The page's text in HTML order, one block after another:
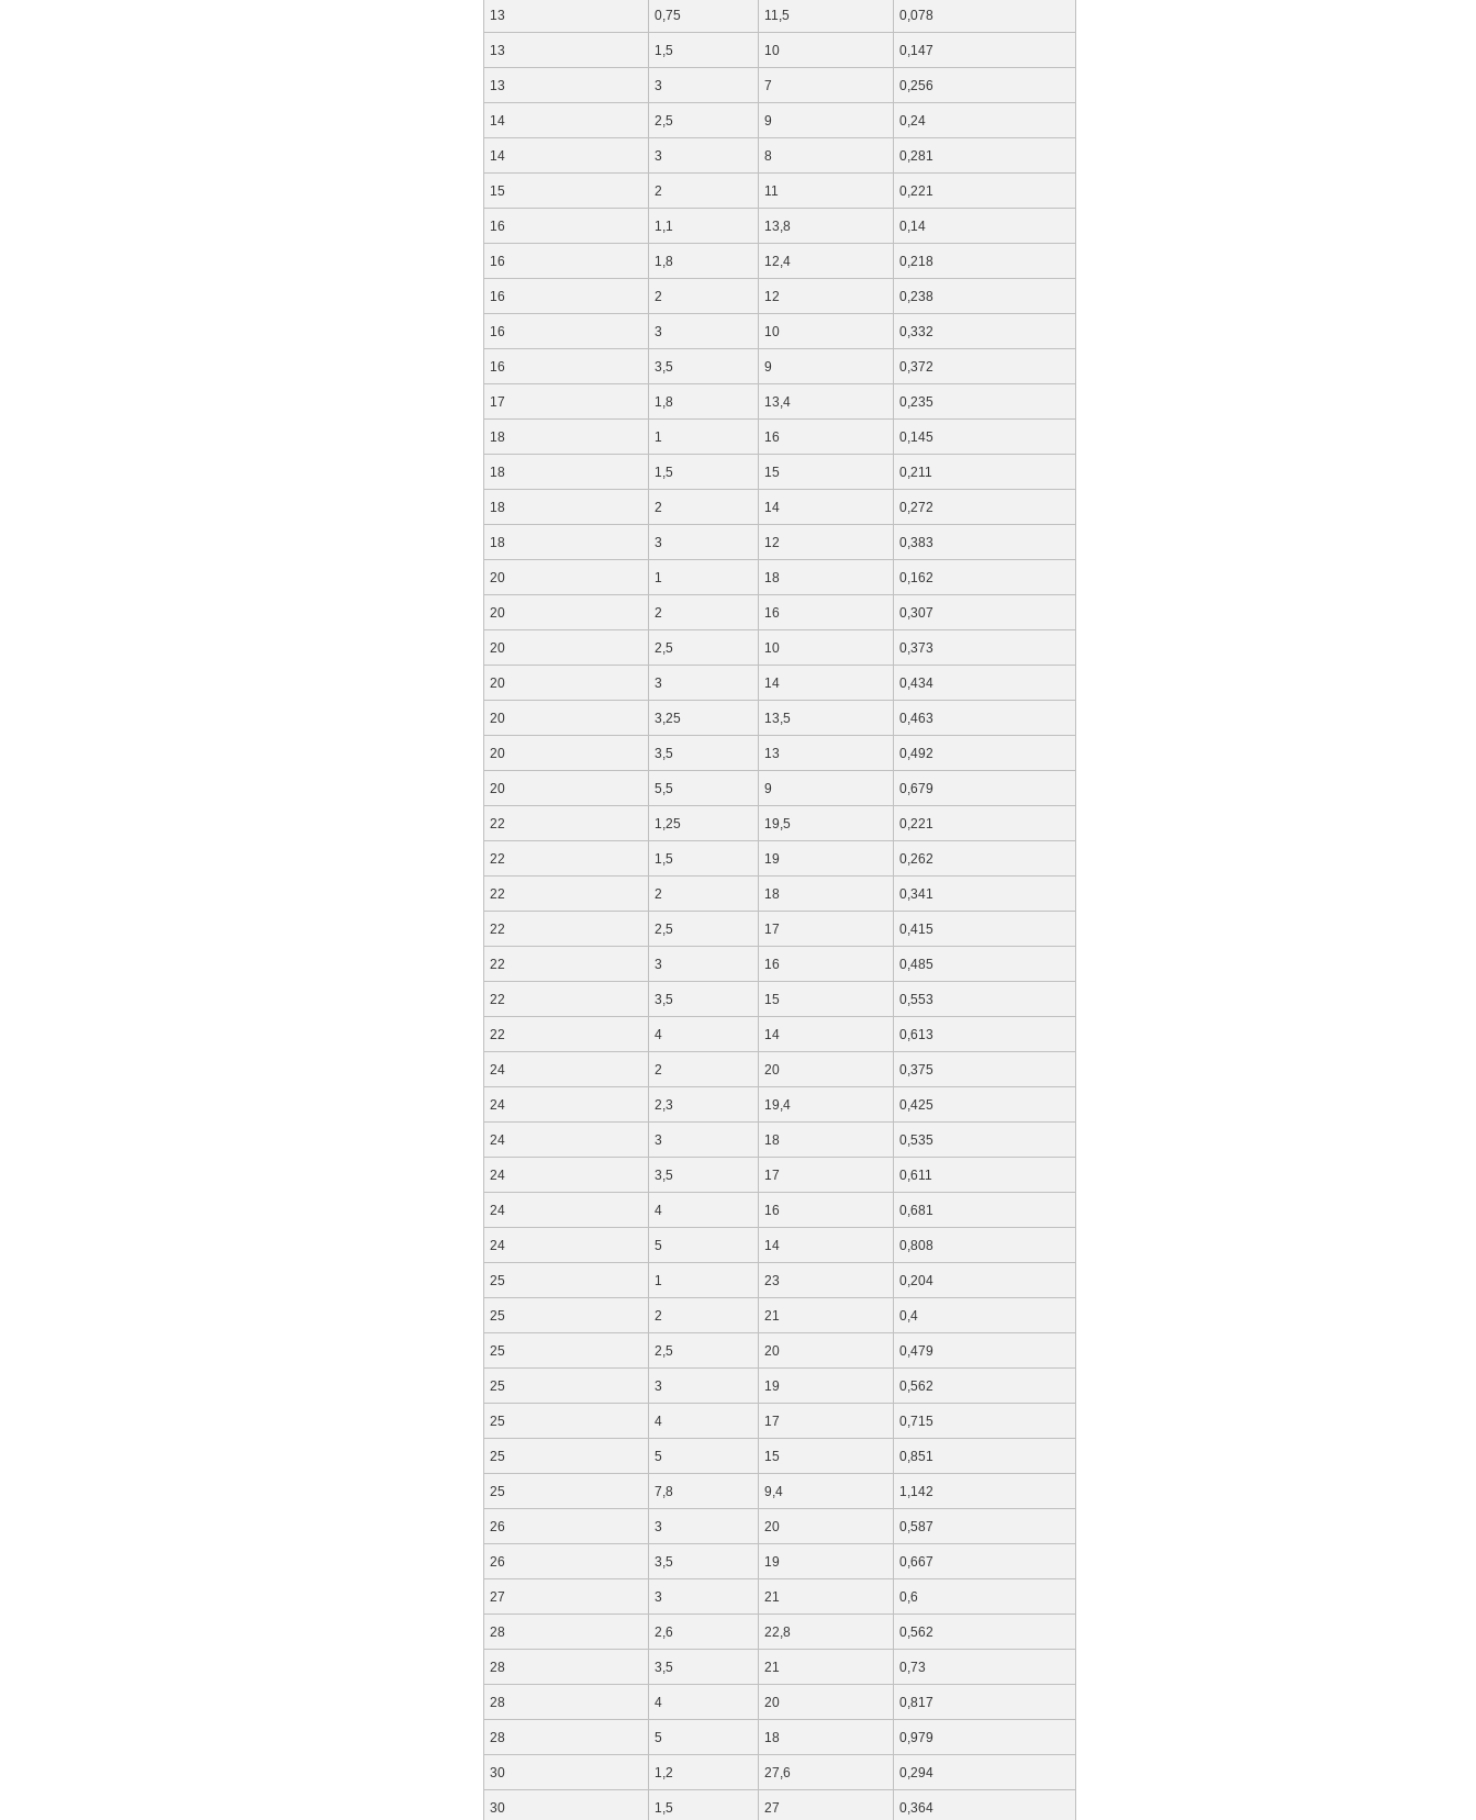
13 0,75 11,5 0,078
13 1,5 10 0,147
13 3 7 0,256
14 2,5 9 0,24
14 3 8 0,281
15 2 11 0,221
16 1,1 13,8 0,14
16 1,8 12,4 0,218
16 2 12 0,238
16 3 10 0,332
16 3,5 9 0,372
17 1,8 13,4 0,235
18 1 16 0,145
18 1,5 15 0,211
18 2 14 0,272
18 3 12 0,383
20 1 18 0,162
20 2 16 0,307
20 2,5 10 0,373
20 3 14 0,434
20 3,25 13,5 0,463
20 3,5 13 0,492
20 5,5 9 0,679
22 1,25 19,5 0,221
22 1,5 19 0,262
22 2 18 0,341
22 2,5 17 0,415
22 3 16 0,485
22 3,5 15 0,553
22 4 14 0,613
24 2 20 0,375
24 2,3 19,4 0,425
24 3 18 0,535
24 3,5 17 0,611
24 4 16 0,681
24 5 14 0,808
25 1 23 0,204
25 2 21 0,4
25 2,5 20 0,479
25 3 19 0,562
25 4 17 0,715
25 5 15 0,851
25 7,8 9,4 1,142
26 3 20 0,587
26 3,5 19 0,667
27 3 21 0,6
28 2,6 22,8 0,562
28 3,5 21 0,73
28 4 20 0,817
28 5 18 0,979
30 1,2 27,6 0,294
30 1,5 27 0,364